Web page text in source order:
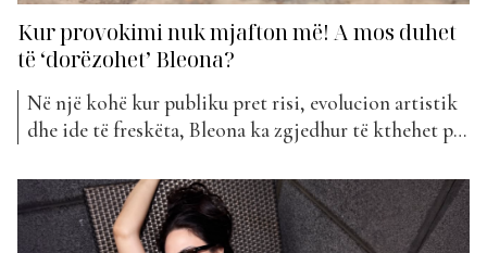
Kur provokimi nuk mjafton më! A mos duhet
të ‘dorëzohet’ Bleona?
Në një kohë kur publiku pret risi, evolucion artistik
dhe ide të freskëta, Bleona ka zgjedhur të kthehet pas
“Era”. Një lëvizje që ngjall nostalgji për disa, por që
lë përshtypjen se artistikisht nuk ofron pothuajse
asgjë të re....